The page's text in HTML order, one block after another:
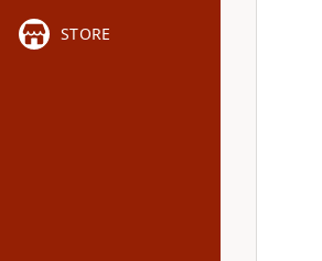
STORE